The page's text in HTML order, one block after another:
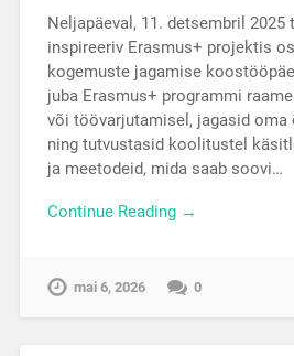
Neljapäeval, 11. detsembril
inspireeriv Erasmus+ projektis
kogemuste jagamise
juba Erasmus+ programmi
või töövarjutamisel, jagasid oma
ning tutvustasid koolitustel
ja meetodeid, mida saab soovi…
Continue Reading →
mai 6, 2026 0